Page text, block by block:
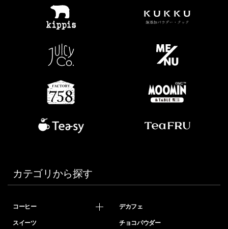
カテゴリから探す
コーヒー デカフェ
スイーツ チョコパウダー